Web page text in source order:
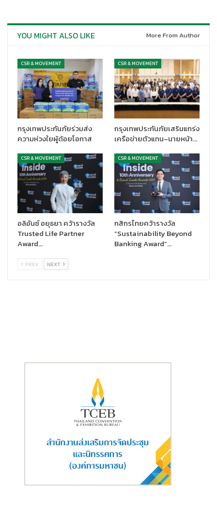
ที่มั่นคงแข็งแรง ปลอดภัย เพียงพอกับการดำรงชีวิต และมีคุณภาพ
YOU MIGHT ALSO LIKE More From Author
CSR & MOVEMENT
กรุงเทพประกันภัยร่วมส่ง
ความห่วงใยผู้ด้อยโอกาส
CSR & MOVEMENT
กรุงเทพประกันภัยเสริมแกร่ง
เครือข่ายตัวแทน–นายหน้า…
CSR & MOVEMENT
อลิอันซ์ อยุธยา คว้ารางวัล
Trusted Life Partner
Award…
CSR & MOVEMENT
กสิกรไทยคว้ารางวัล
“Sustainability Beyond
Banking Award”…
PREV NEXT